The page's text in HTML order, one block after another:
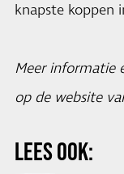
knapste koppen
Meer informatie
op de website
LEES OOK: